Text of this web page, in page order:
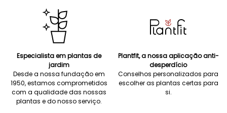
Especialista em plantas de
jardim
Desde a nossa fundação em
1950, estamos comprometidos
com a qualidade das nossas
plantas e do nosso serviço.
Plantfit, a nossa aplicação anti-
desperdício
Conselhos personalizados para
escolher as plantas certas para
si.